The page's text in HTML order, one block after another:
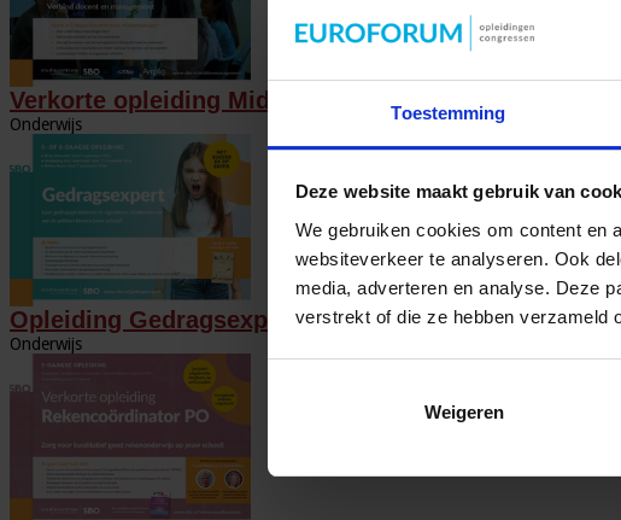
Toestemming
Deze website maakt gebruik van
We gebruiken cookies om content en
websiteverkeer te analyseren. Ook
media, adverteren en analyse. Deze
verstrekt of die ze hebben verzameld
Weigeren
Verkorte opleiding Middenmanagement
Onderwijs
Opleiding Gedragsexpert
Onderwijs